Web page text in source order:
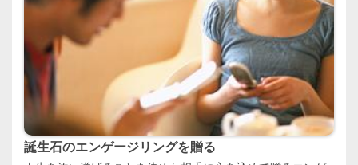
誕生石のエンゲージリングを贈る